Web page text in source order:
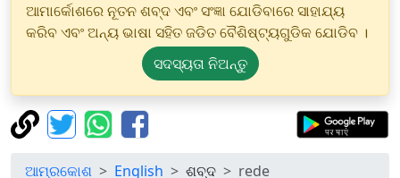
ଆମାର୍କୋଶରେ ନୂତନ ଶବ୍ଦ ଏବଂ ସଂଜ୍ଞା ଯୋଡିବାରେ ସାହାଯ୍ୟ
କରିବ ଏବଂ ଅନ୍ୟ ଭାଷା ସହିତ ଜଡିତ ବୈଶିଷ୍ଟ୍ୟଗୁଡିକ ଯୋଡିବ ।
ସଦସ୍ୟତା ନିଅନ୍ତୁ
ଆମ୍ରକୋଶ English ଶବ୍ଦ rede